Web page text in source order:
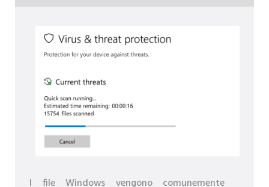
I file Windows vengono comunemente